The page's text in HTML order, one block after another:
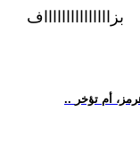
بزاااااااااااااااف
أم تؤخر